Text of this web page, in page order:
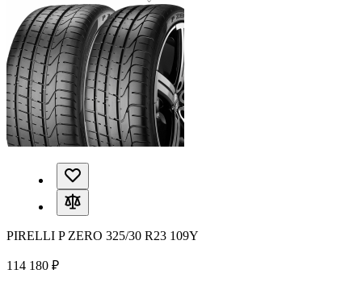
PIRELLI P ZERO 325/30 R23 109Y
114 180 ₽